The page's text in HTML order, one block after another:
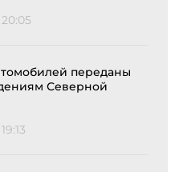
переданы
Северной